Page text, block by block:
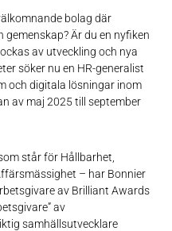
bolag där
Är du en nyfiken
av utveckling och nya
söker nu en HR-generalist
och digitala lösningar inom
av maj 2025 till september
står för Hållbarhet,
– har Bonnier
av Brilliant Awards
av
samhällsutvecklare